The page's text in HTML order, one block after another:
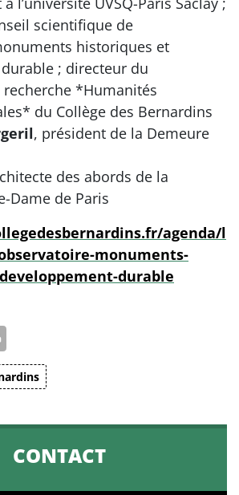
scientifique de
historiques et
; directeur du
*Humanités
du Collège des Bernardins
, président de la Demeure
des abords de la
Dame de Paris
agenda/l
monuments-
durable
CONTACT